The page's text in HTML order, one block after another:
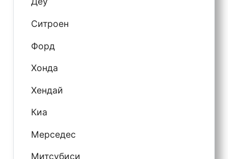
Ситроен
Форд
Хонда
Хендай
Киа
Мерседес
Митсубиси